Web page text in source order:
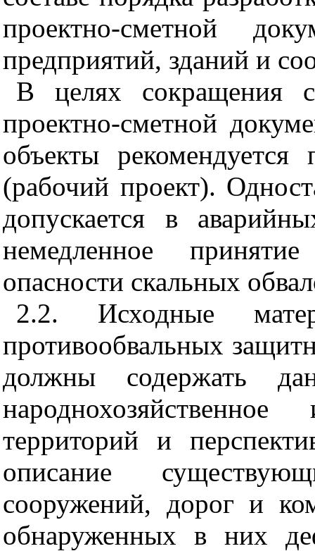
проектно-сметной
предприятий, зданий и
В целях сокращения
проектно-сметной
объекты
(рабочий проект).
допускается в
немедленное
опасности скальных
2.2. Исходные
противообвальных
должны содержать
территорий и
описание
сооружений, дорог и
обнаруженных в них